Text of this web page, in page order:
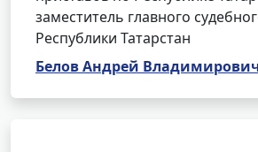
заместитель главного
Республики Татарстан
Белов Андрей